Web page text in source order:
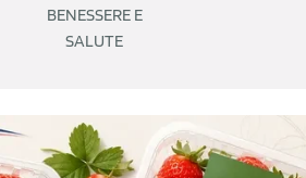
BENESSERE E
SALUTE